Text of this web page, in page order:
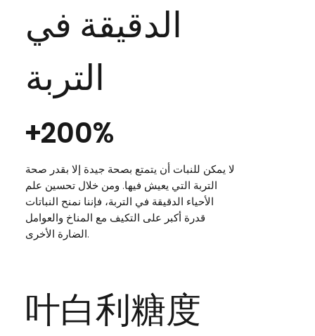
الدقيقة في
التربة
+200%
لا يمكن للنبات أن يتمتع بصحة جيدة إلا بقدر صحة
التربة التي يعيش فيها. ومن خلال تحسين علم
الأحياء الدقيقة في التربة، فإننا نمنح النباتات
قدرة أكبر على التكيف مع المناخ والعوامل
الضارة الأخرى.
叶白利糖度